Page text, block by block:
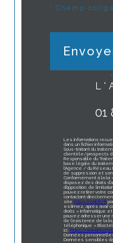
* Champ
01
Les informations
dans un fichier
Sous-traitant du
clientèle/prospects
Responsable du
base légale du
l'Agence / du
de suppression et
Conformément à la loi
disposez des droits
d’opposition, de
pouvez retirer votre
contactant
sitehttps://cnil.fr/fr
estimez, après avoir
droits « Informatique
pouvez adresser une
de l’existence de la
téléphonique «
ici :https://
Données
Données sensibles